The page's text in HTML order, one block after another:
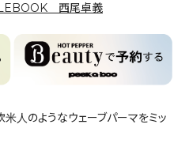
西尾卓義
人のようなウェーブパーマをミッ